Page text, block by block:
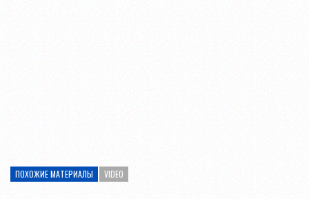
ПОХОЖИЕ МАТЕРИАЛЫ VIDEO